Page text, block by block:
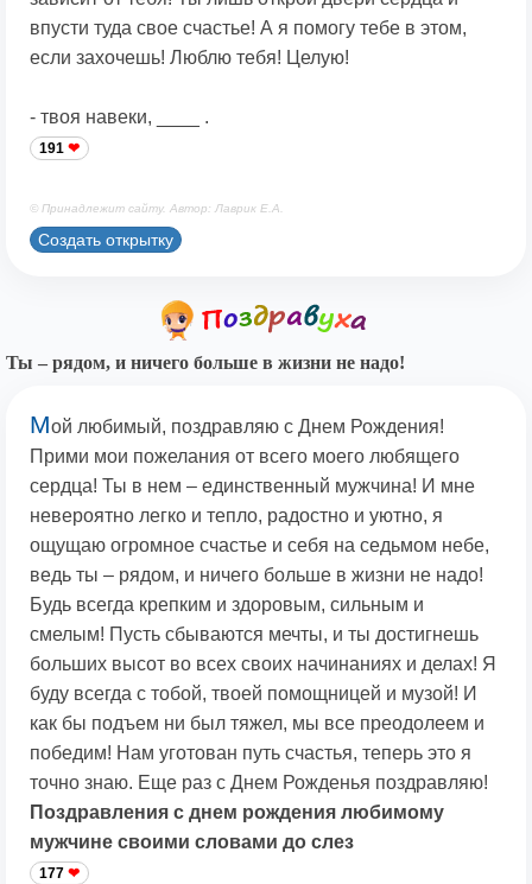
впусти туда свое счастье! А я помогу тебе в этом,
если захочешь! Люблю тебя! Целую!
- твоя навеки, ____ .
191
© Принадлежит сайту. Автор: Лаврик Е.А.
Создать открытку
Ты – рядом, и ничего больше в жизни не надо!
Мой любимый, поздравляю с Днем Рождения!
Прими мои пожелания от всего моего любящего
сердца! Ты в нем – единственный мужчина! И мне
невероятно легко и тепло, радостно и уютно, я
ощущаю огромное счастье и себя на седьмом небе,
ведь ты – рядом, и ничего больше в жизни не надо!
Будь всегда крепким и здоровым, сильным и
смелым! Пусть сбываются мечты, и ты достигнешь
больших высот во всех своих начинаниях и делах! Я
буду всегда с тобой, твоей помощницей и музой! И
как бы подъем ни был тяжел, мы все преодолеем и
победим! Нам уготован путь счастья, теперь это я
точно знаю. Еще раз с Днем Рожденья поздравляю!
Поздравления с днем рождения любимому
мужчине своими словами до слез
177